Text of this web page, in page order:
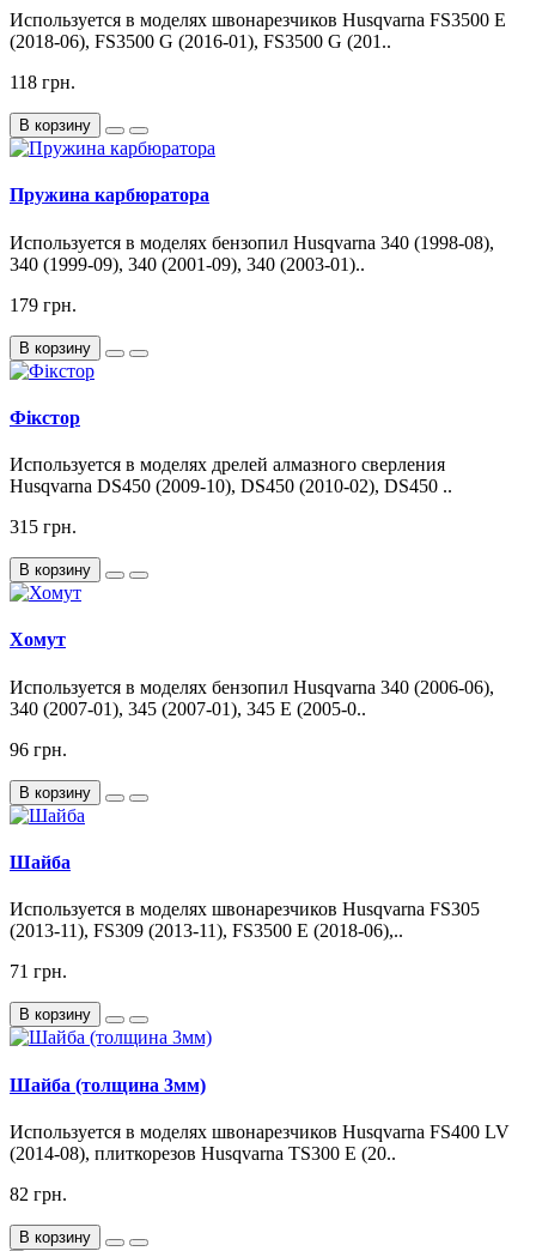
Используется в моделях швонарезчиков Husqvarna FS3500 E
(2018-06), FS3500 G (2016-01), FS3500 G (201..
118 грн.
В корзину
Пружина карбюратора
Используется в моделях бензопил Husqvarna 340 (1998-08),
340 (1999-09), 340 (2001-09), 340 (2003-01)..
179 грн.
В корзину
Фікстор
Используется в моделях дрелей алмазного сверления
Husqvarna DS450 (2009-10), DS450 (2010-02), DS450 ..
315 грн.
В корзину
Хомут
Используется в моделях бензопил Husqvarna 340 (2006-06),
340 (2007-01), 345 (2007-01), 345 E (2005-0..
96 грн.
В корзину
Шайба
Используется в моделях швонарезчиков Husqvarna FS305
(2013-11), FS309 (2013-11), FS3500 E (2018-06),..
71 грн.
В корзину
Шайба (толщина 3мм)
Используется в моделях швонарезчиков Husqvarna FS400 LV
(2014-08), плиткорезов Husqvarna TS300 E (20..
82 грн.
В корзину